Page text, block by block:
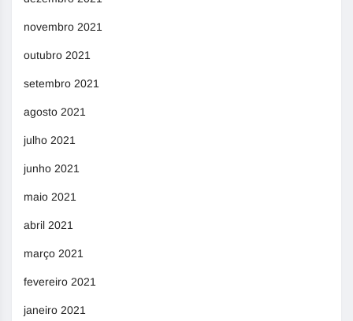
novembro 2021
outubro 2021
setembro 2021
agosto 2021
julho 2021
junho 2021
maio 2021
abril 2021
março 2021
fevereiro 2021
janeiro 2021